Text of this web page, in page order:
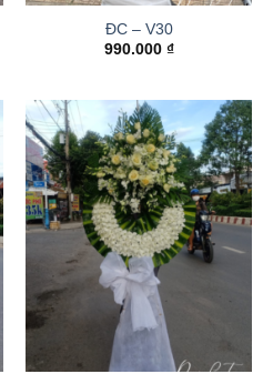
ĐC – V30
990.000 ₫